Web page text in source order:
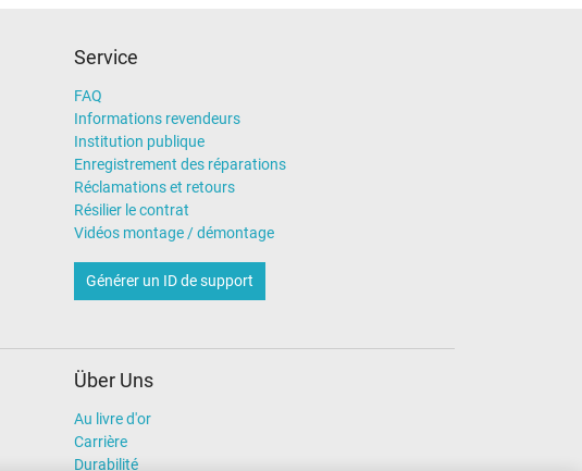
Service
FAQ
Informations revendeurs
Institution publique
Enregistrement des réparations
Réclamations et retours
Résilier le contrat
Vidéos montage / démontage
Générer un ID de support
Über Uns
Au livre d'or
Carrière
Durabilité